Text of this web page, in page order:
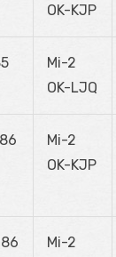
OK-KJP
Mi-2
OK-LJQ
Mi-2
OK-KJP
Mi-2